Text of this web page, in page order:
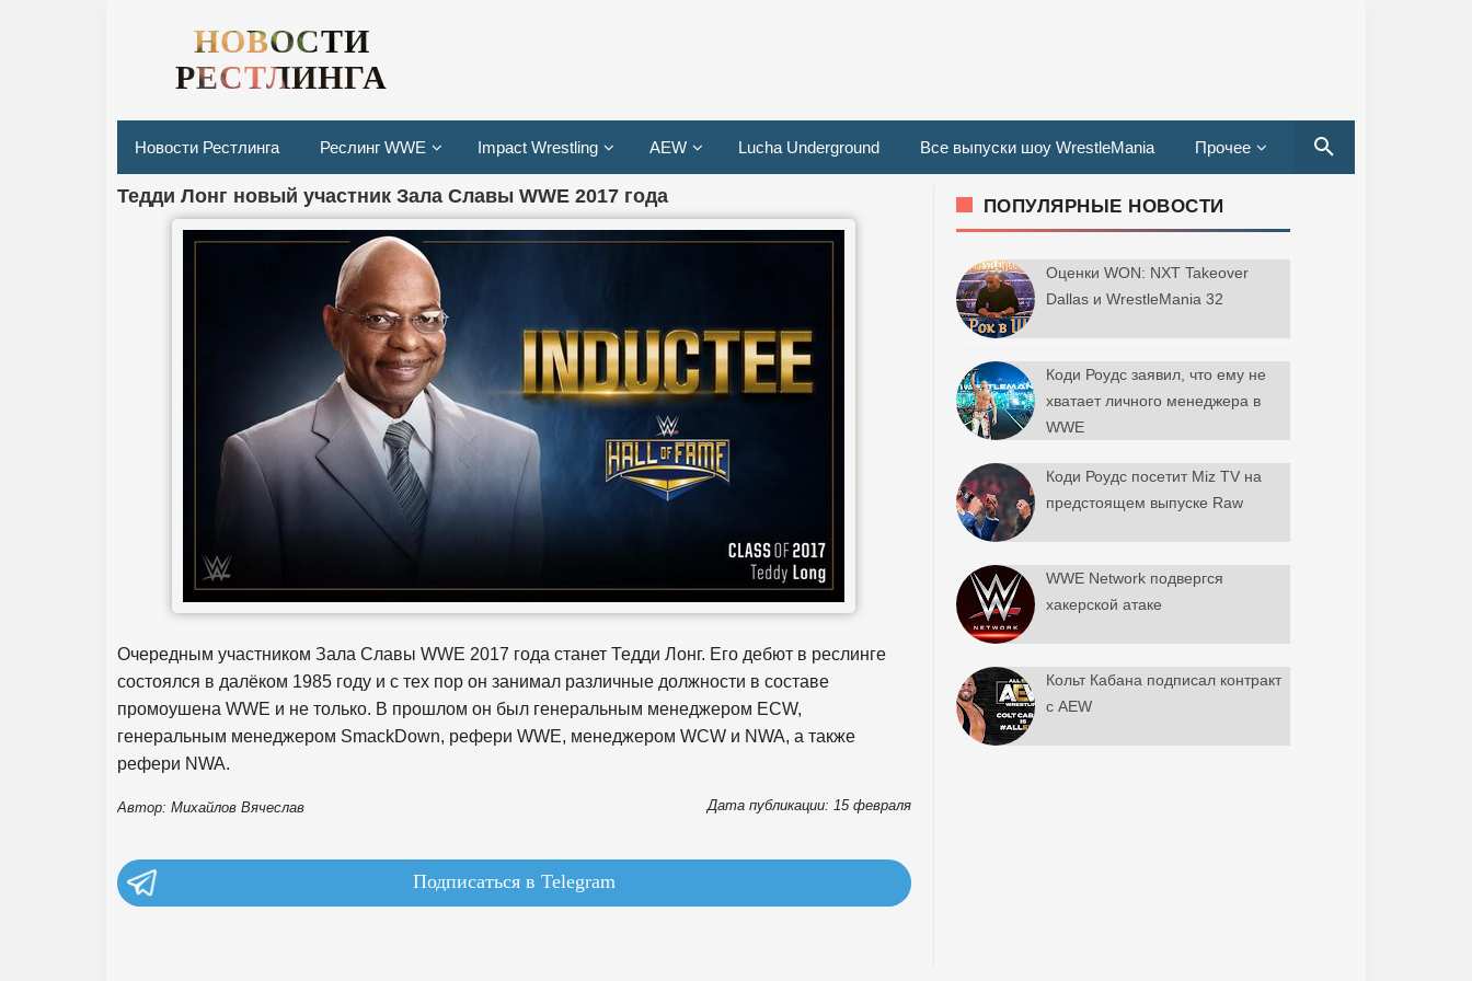
НОВОСТИ
РЕСТЛИНГА
Новости Рестлинга Реслинг WWE Impact Wrestling AEW Lucha Underground Все выпуски шоу WrestleMania Прочее
Тедди Лонг новый участник Зала Славы WWE 2017 года
Очередным участником Зала Славы WWE 2017 года станет Тедди Лонг. Его дебют в реслинге
состоялся в далёком 1985 году и с тех пор он занимал различные должности в составе
промоушена WWE и не только. В прошлом он был генеральным менеджером ECW,
генеральным менеджером SmackDown, рефери WWE, менеджером WCW и NWA, а также
рефери NWA.
Автор: Михайлов Вячеслав Дата публикации: 15 февраля
Подписаться в Telegram
ПОПУЛЯРНЫЕ НОВОСТИ
Оценки WON: NXT Takeover
Dallas и WrestleMania 32
Коди Роудс заявил, что ему не
хватает личного менеджера в
WWE
Коди Роудс посетит Miz TV на
предстоящем выпуске Raw
WWE Network подвергся
хакерской атаке
Кольт Кабана подписал контракт
с AEW